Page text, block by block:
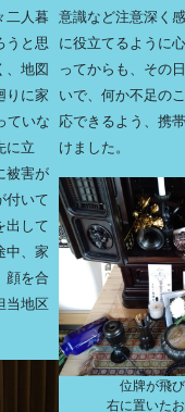
二人暮
うと思
、地図
りに家
ていな
に立
被害が
付いて
出して
中、家
顔を合
当地区
意識など注意深く
に役立てるように
ってからも、その
いで、何か不足の
応できるよう、携
けました。
位牌が飛
右に置いた